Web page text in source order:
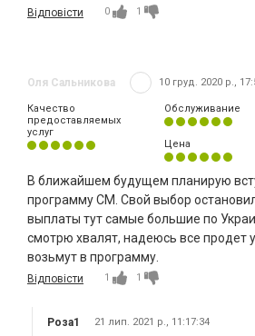
Відповісти 0 1
Оля Сальникова 10 груд. 2020 р.,
Качество
предоставляемых
услуг
Обслуживание
Цена
В ближайшем будущем планирую
программу СМ. Свой выбор
выплаты тут самые большие по
смотрю хвалят, надеюсь все продет
возьмут в программу.
Відповісти 1 1
Роза1 21 лип. 2021 р., 11:17:34